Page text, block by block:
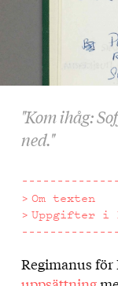
"Kom ihåg:
ned."
Om texten
Uppgifter i
Om
Regimanus för